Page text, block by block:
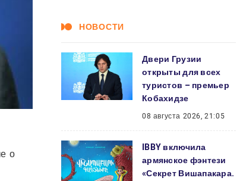
о
НОВОСТИ
Двери Грузии
открыты для всех
туристов – премьер
Кобахидзе
08 августа 2026, 21:05
IBBY включила
армянское фэнтези
«Секрет Вишапакара.